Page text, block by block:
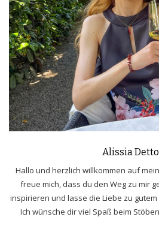
Alissia
Hallo und herzlich willkommen auf
freue mich, dass du den Weg zu mir
inspirieren und lasse die Liebe zu
Ich wünsche dir viel Spaß beim